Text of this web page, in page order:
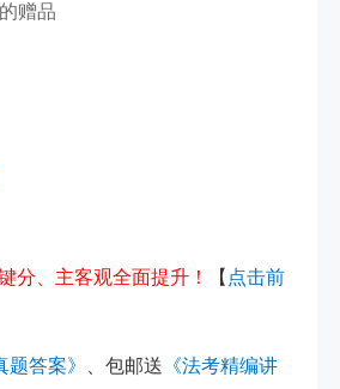
赠品
分、主客观全面提升！ 【 点击前
题答案》 、包邮送 《法考精编讲